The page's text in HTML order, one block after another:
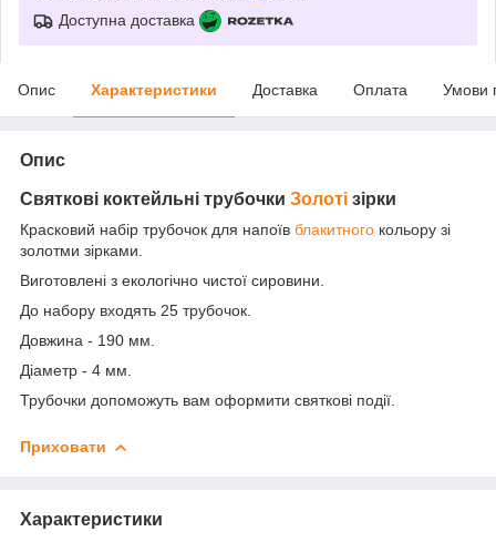
Доступна доставка
Опис Характеристики Доставка Оплата Умови
Опис
Святкові коктейльні трубочки Золоті зірки
Красковий набір трубочок для напоїв блакитного кольору зі
золотми зірками.
Виготовлені з екологічно чистої сировини.
До набору входять 25 трубочок.
Довжина - 190 мм.
Діаметр - 4 мм.
Трубочки допоможуть вам оформити святкові події.
Приховати
Характеристики